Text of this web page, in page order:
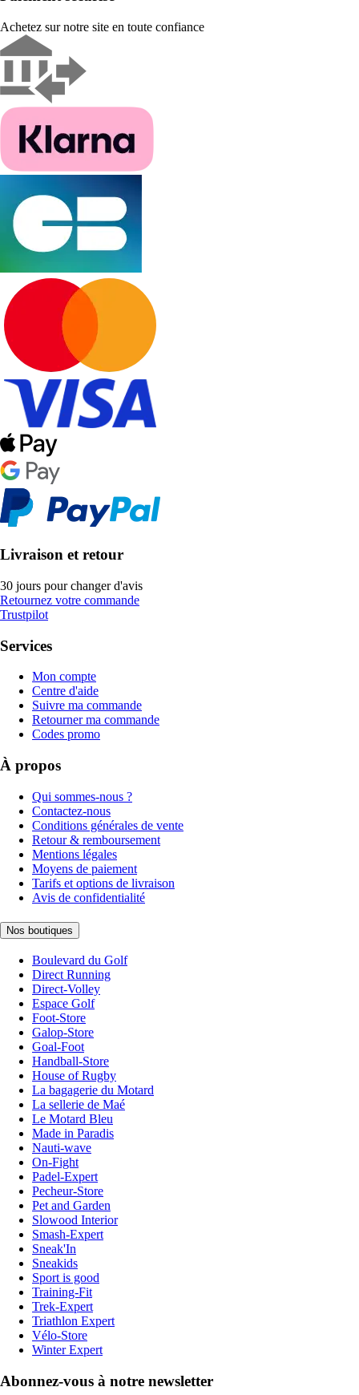
Achetez sur notre site en toute confiance
Livraison et retour
30 jours pour changer d'avis
Retournez votre commande
Trustpilot
Services
Mon compte
Centre d'aide
Suivre ma commande
Retourner ma commande
Codes promo
À propos
Qui sommes-nous ?
Contactez-nous
Conditions générales de vente
Retour & remboursement
Mentions légales
Moyens de paiement
Tarifs et options de livraison
Avis de confidentialité
Nos boutiques
Boulevard du Golf
Direct Running
Direct-Volley
Espace Golf
Foot-Store
Galop-Store
Goal-Foot
Handball-Store
House of Rugby
La bagagerie du Motard
La sellerie de Maé
Le Motard Bleu
Made in Paradis
Nauti-wave
On-Fight
Padel-Expert
Pecheur-Store
Pet and Garden
Slowood Interior
Smash-Expert
Sneak'In
Sneakids
Sport is good
Training-Fit
Trek-Expert
Triathlon Expert
Vélo-Store
Winter Expert
Abonnez-vous à notre newsletter